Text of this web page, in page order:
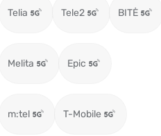
Telia Tele2 BITĖ
Melita Epic
m:tel T-Mobile